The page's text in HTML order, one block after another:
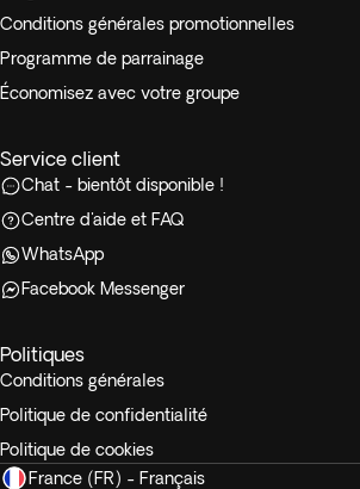
Conditions générales promotionnelles
Programme de parrainage
Économisez avec votre groupe
Service client
Chat - bientôt disponible !
Centre d'aide et FAQ
WhatsApp
Facebook Messenger
Politiques
Conditions générales
Politique de confidentialité
Politique de cookies
France (FR) - Français